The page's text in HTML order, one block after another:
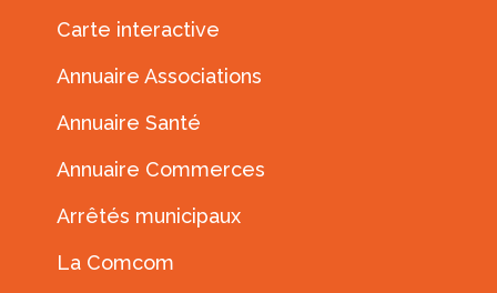
Carte interactive
Annuaire Associations
Annuaire Santé
Annuaire Commerces
Arrêtés municipaux
La Comcom